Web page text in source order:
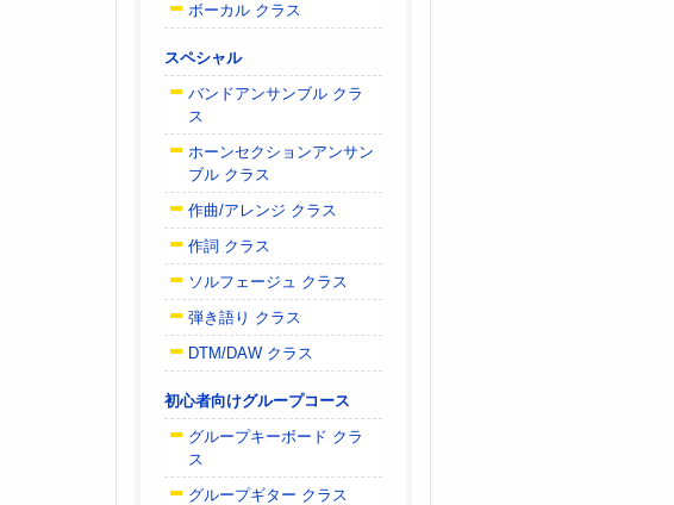
ボーカル クラス
スペシャル
バンドアンサンブル クラ
ス
ホーンセクションアンサン
ブル クラス
作曲/アレンジ クラス
作詞 クラス
ソルフェージュ クラス
弾き語り クラス
DTM/DAW クラス
初心者向けグループコース
グループキーボード クラ
ス
グループギター クラス